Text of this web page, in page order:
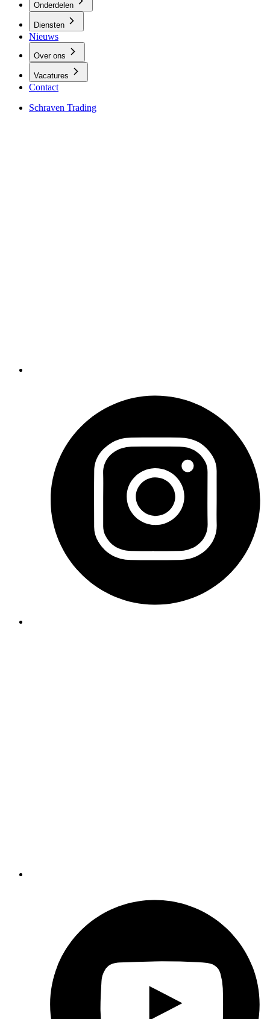
Onderdelen
Diensten
Nieuws
Over ons
Vacatures
Contact
Schraven Trading